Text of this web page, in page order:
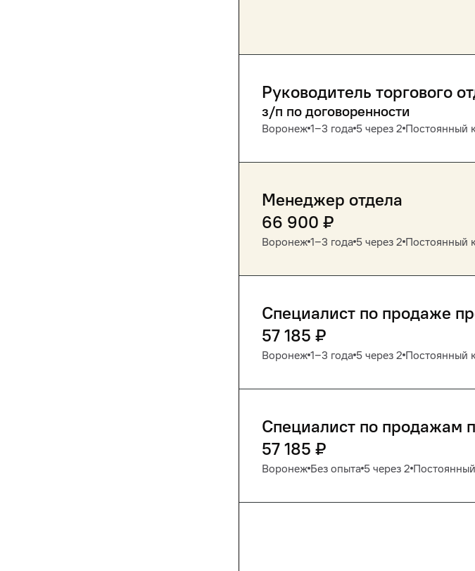
Руководитель торгового
з/п по договоренности
Воронеж 1‒3 года 5 через 2 Постоянный
Менеджер отдела
66 900 ₽
Воронеж 1‒3 года 5 через 2 Постоянный
Специалист по продаже
57 185 ₽
Воронеж 1‒3 года 5 через 2 Постоянный
Специалист по продажам
57 185 ₽
Воронеж Без опыта 5 через 2